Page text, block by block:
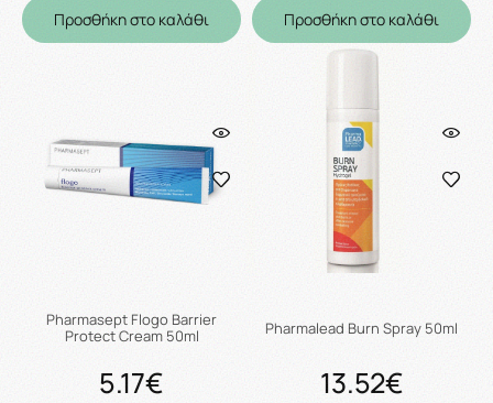
Προσθήκη στο καλάθι Προσθήκη στο καλάθι
Pharmasept Flogo Barrier
Protect Cream 50ml
5.17€
Pharmalead Burn Spray 50ml
13.52€